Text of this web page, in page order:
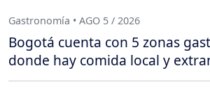
Gastronomía • AGO 5 / 2026
Bogotá cuenta con 5 zonas
donde hay comida local y